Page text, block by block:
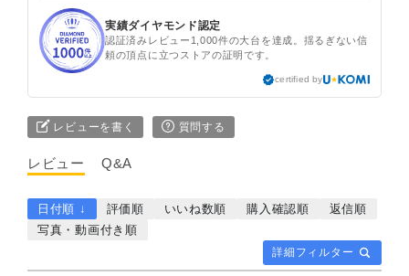
実績ダイヤモンド認定
認証済みレビュー1,000件の大台を達成。揺るぎない信
頼の頂点に立つストアの証明です。
certified by
レビューを書く 質問する
レビュー Q&A
詳細フィルター
日付順 ↓ 評価順 いいね数順 購入確認順
返信順
写真・動画付き順